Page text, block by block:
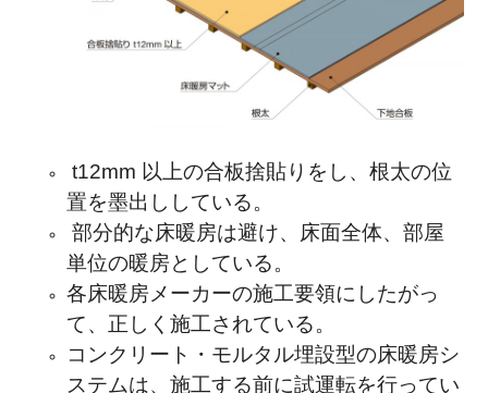
t12mm 以上の合板捨貼りをし、根太の位
置を墨出ししている。
部分的な床暖房は避け、床面全体、部屋
単位の暖房としている。
各床暖房メーカーの施工要領にしたがっ
て、正しく施工されている。
コンクリート・モルタル埋設型の床暖房シ
ステムは、施工する前に試運転を行ってい